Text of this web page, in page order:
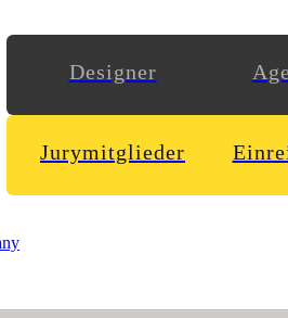
Designer
Jurymitglieder